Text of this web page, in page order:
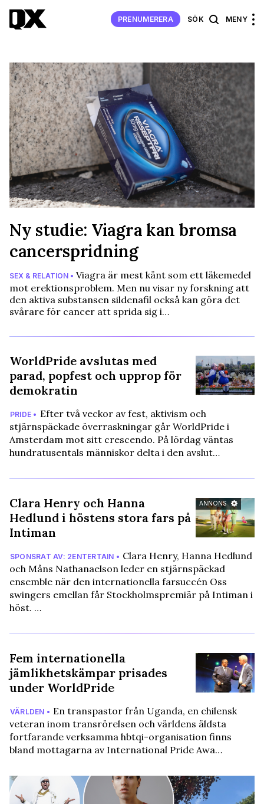
PRENUMERERA SÖK MENY
Ny studie: Viagra kan bromsa
cancerspridning
SEX & RELATION • Viagra är mest känt som ett läkemedel
mot erektionsproblem. Men nu visar ny forskning att
den aktiva substansen sildenafil också kan göra det
svårare för cancer att sprida sig i…
WorldPride avslutas med
parad, popfest och upprop för
demokratin
PRIDE • Efter två veckor av fest, aktivism och
stjärnspäckade överraskningar går WorldPride i
Amsterdam mot sitt crescendo. På lördag väntas
hundratusentals människor delta i den avslut…
ANNONS
Clara Henry och Hanna
Hedlund i höstens stora fars på
Intiman
SPONSRAT AV: 2ENTERTAIN • Clara Henry, Hanna Hedlund
och Måns Nathanaelson leder en stjärnspäckad
ensemble när den internationella farsuccén Oss
swingers emellan får Stockholmspremiär på Intiman i
höst. …
Fem internationella
jämlikhetskämpar prisades
under WorldPride
VÄRLDEN • En transpastor från Uganda, en chilensk
veteran inom transrörelsen och världens äldsta
fortfarande verksamma hbtqi-organisation finns
bland mottagarna av International Pride Awa…